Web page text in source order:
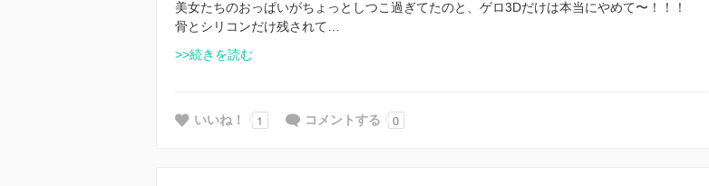
美女たちのおっぱいがちょっとしつこ過ぎてたのと、ゲロ3Dだけは本当にやめて〜！！！
骨とシリコンだけ残されて…
>>続きを読む
いいね！ 1 コメントする 0